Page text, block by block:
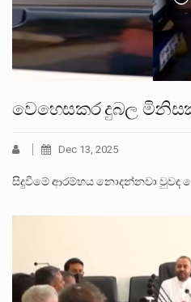
වෙහෙසකර දුබල
Dec 13, 2025
සිදුවීමේ ආරම්භය නොදන්නවා වුවද